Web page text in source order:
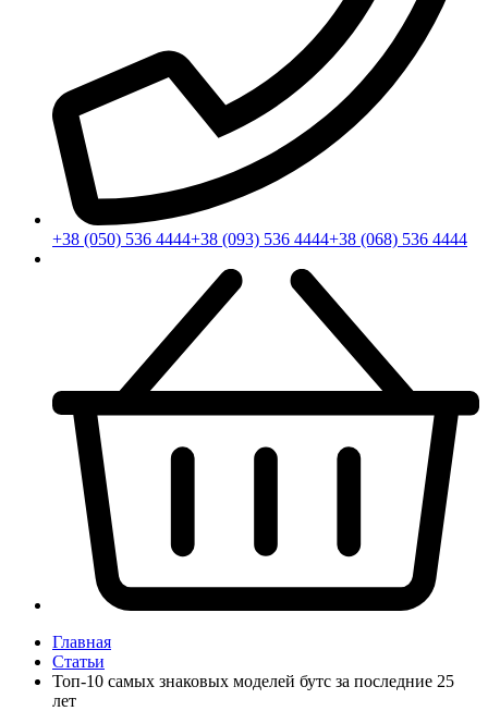
+38 (050) 536 4444+38 (093) 536 4444+38 (068) 536 4444
Главная
Статьи
Топ-10 самых знаковых моделей бутс за последние 25
лет